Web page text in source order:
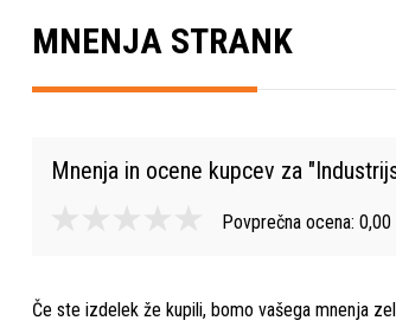
MNENJA STRANK
Mnenja in ocene kupcev za "
Povprečna ocena: 0,00
Če ste izdelek že kupili, bomo vašega mnenja